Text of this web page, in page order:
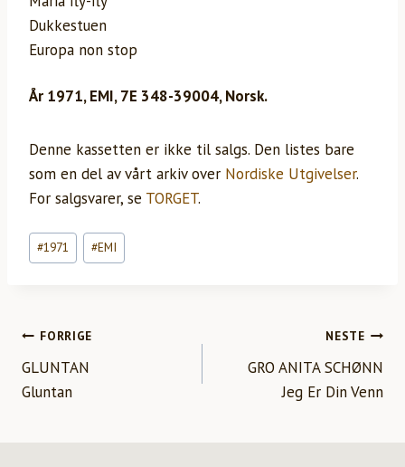
Dukkestuen
Europa non stop
År 1971, EMI, 7E 348-39004, Norsk.
Denne kassetten er ikke til salgs. Den listes bare
som en del av vårt arkiv over Nordiske Utgivelser.
For salgsvarer, se TORGET.
Innleggstagger:
#1971 #EMI
INNLEGGSNAVIGASJON
FORRIGE
GLUNTAN
Gluntan
NESTE
GRO ANITA SCHØNN
Jeg Er Din Venn